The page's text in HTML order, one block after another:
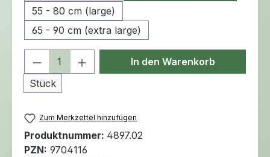
55 - 80 cm (large)
65 - 90 cm (extra large)
Produkt Anzahl: Gib den
Stück
In den Warenkorb
Zum Merkzettel hinzufügen
Produktnummer: 4897.02
PZN: 9704116